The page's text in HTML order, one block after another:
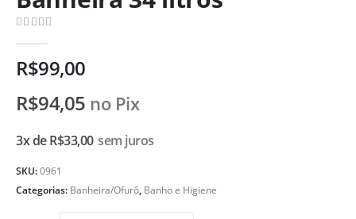
R$99,00
R$94,05 no Pix
3x deR$33,00 sem juros
SKU:0961
Categorias: Banheira/Ofurô, Banho e Higiene